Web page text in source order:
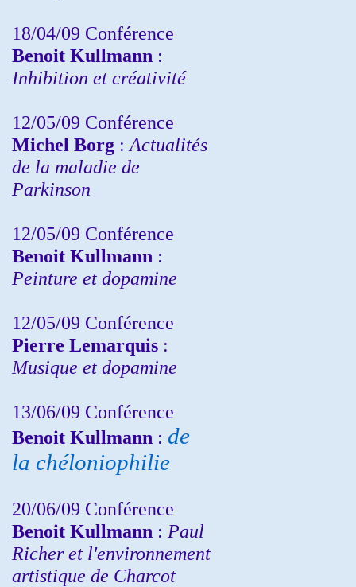
18/04/09 Conférence
Benoit Kullmann :
Inhibition et créativité
12/05/09 Conférence
Michel Borg : Actualités
de la maladie de
Parkinson
12/05/09 Conférence
Benoit Kullmann :
Peinture et dopamine
12/05/09 Conférence
Pierre Lemarquis :
Musique et dopamine
13/06/09 Conférence
Benoit Kullmann : de
la chéloniophilie
20/06/09 Conférence
Benoit Kullmann : Paul
Richer et l'environnement
artistique de Charcot